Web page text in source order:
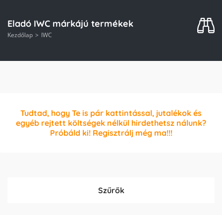
Eladó IWC márkájú termékek
Kezdőlap IWC
Tudtad, hogy Te is pár kattintással, jutalékok és
egyéb rejtett költségek nélkül hirdethetsz nálunk?
Próbáld ki! Regisztrálj még ma!!!
Szűrők